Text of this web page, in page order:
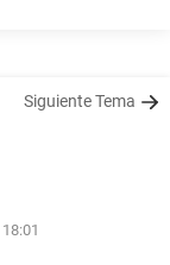
Siguiente Tema